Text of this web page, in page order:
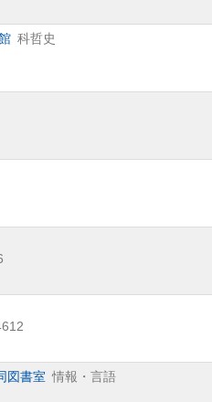
科哲史
図書室 情報・言語